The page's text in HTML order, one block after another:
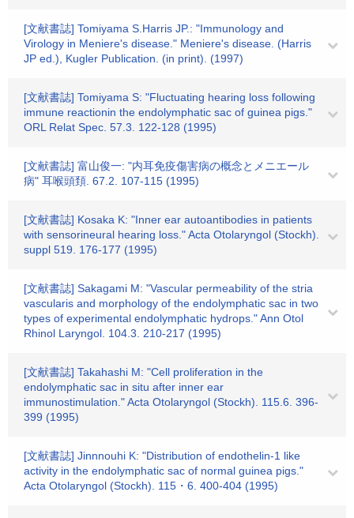
[文献書誌] Tomiyama S.Harris JP.: "Immunology and
Virology in Meniere's disease." Meniere's disease. (Harris
JP ed.), Kugler Publication. (in print). (1997)
[文献書誌] Tomiyama S: "Fluctuating hearing loss following
immune reactionin the endolymphatic sac of guinea pigs."
ORL Relat Spec. 57.3. 122-128 (1995)
[文献書誌] 富山俊一: "内耳免疫傷害病の概念とメニエール
病" 耳喉頭頚. 67.2. 107-115 (1995)
[文献書誌] Kosaka K: "Inner ear autoantibodies in patients
with sensorineural hearing loss." Acta Otolaryngol (Stockh).
suppl 519. 176-177 (1995)
[文献書誌] Sakagami M: "Vascular permeability of the stria
vascularis and morphology of the endolymphatic sac in two
types of experimental endolymphatic hydrops." Ann Otol
Rhinol Laryngol. 104.3. 210-217 (1995)
[文献書誌] Takahashi M: "Cell proliferation in the
endolymphatic sac in situ after inner ear
immunostimulation." Acta Otolaryngol (Stockh). 115.6. 396-
399 (1995)
[文献書誌] Jinnnouhi K: "Distribution of endothelin-1 like
activity in the endolymphatic sac of normal guinea pigs."
Acta Otolaryngol (Stockh). 115・6. 400-404 (1995)